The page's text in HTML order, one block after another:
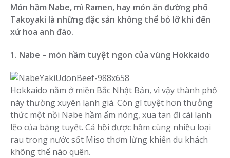
Món hầm Nabe, mì Ramen, hay món ăn đường phố
Takoyaki là những đặc sản không thể bỏ lỡ khi đến
xứ hoa anh đào.
1. Nabe – món hầm tuyệt ngon của vùng Hokkaido
Hokkaido nằm ở miền Bắc Nhật Bản, vì vậy thành phố
này thường xuyên lạnh giá. Còn gì tuyệt hơn thưởng
thức một nồi Nabe hầm ấm nóng, xua tan đi cái lạnh
lẽo của băng tuyết. Cá hồi được hầm cùng nhiều loại
rau trong nước sốt Miso thơm lừng khiến du khách
không thể nào quên.